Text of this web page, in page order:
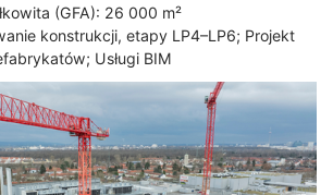
(GFA): 26 000 m²
konstrukcji, etapy LP4–LP6; Projekt
Usługi BIM